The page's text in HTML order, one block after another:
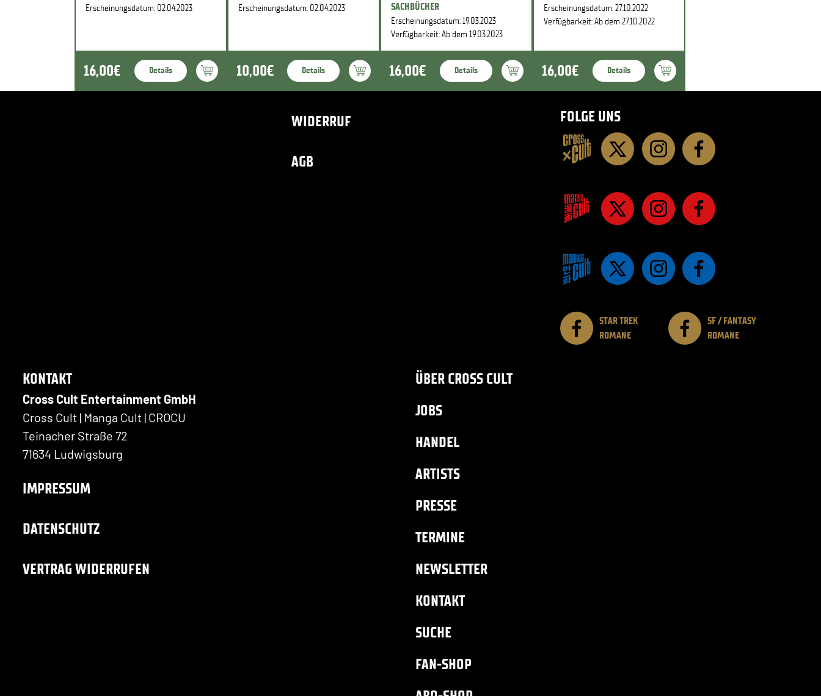
Erscheinungsdatum: 02.04.2023
16,00€ Details
Erscheinungsdatum: 02.04.2023
10,00€ Details
SACHBÜCHER
Erscheinungsdatum: 19.03.2023
Verfügbarkeit: Ab dem 19.03.2023
16,00€ Details
Erscheinungsdatum: 27.10.2022
Verfügbarkeit: Ab dem 27.10.2022
16,00€ Details
WIDERRUF
AGB
FOLGE UNS
STAR TREK
ROMANE
SF / FANTASY
ROMANE
KONTAKT
Cross Cult Entertainment GmbH
Cross Cult | Manga Cult | CROCU
Teinacher Straße 72
71634 Ludwigsburg
IMPRESSUM
DATENSCHUTZ
VERTRAG WIDERRUFEN
ÜBER CROSS CULT
JOBS
HANDEL
ARTISTS
PRESSE
TERMINE
NEWSLETTER
KONTAKT
SUCHE
FAN-SHOP